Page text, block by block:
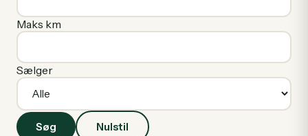
Maks km
Sælger
Søg Nulstil